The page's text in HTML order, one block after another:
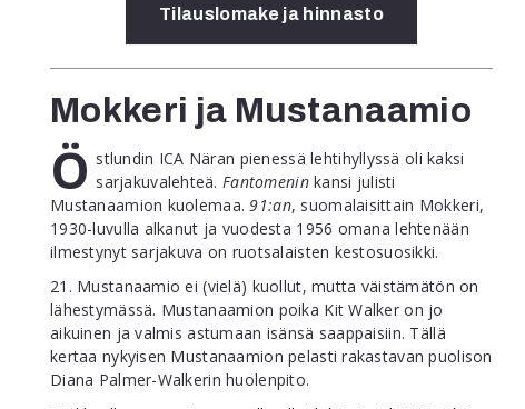
Tilauslomake ja hinnasto
Mokkeri ja Mustanaamio
Ö stlundin ICA Näran pienessä lehtihyllyssä oli kaksi
sarjakuvalehteä.Fantomeninkansi julisti
Mustanaamion kuolemaa.91:an, suomalaisittain Mokkeri,
1930-luvulla alkanut ja vuodesta 1956 omana lehtenään
ilmestynyt sarjakuva on ruotsalaisten kestosuosikki.
21. Mustanaamio ei (vielä) kuollut, mutta väistämätön on
lähestymässä. Mustanaamion poika Kit Walker on jo
aikuinen ja valmis astumaan isänsä saappaisiin. Tällä
kertaa nykyisen Mustanaamion pelasti rakastavan puolison
Diana Palmer-Walkerin huolenpito.